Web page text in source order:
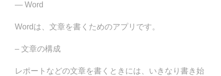
— Word
Wordは、文章を書くためのアプリです。
– 文章の構成
レポートなどの文章を書くときには、いきなり書き始